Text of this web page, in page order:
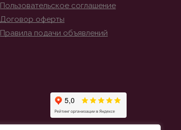
Пользовательское соглашение
Договор оферты
Правила подачи объявлений